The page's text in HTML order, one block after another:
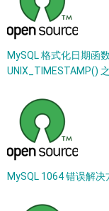
MySQL 格式化日期函
UNIX_TIMESTAMP()
MySQL 1064 错误解决